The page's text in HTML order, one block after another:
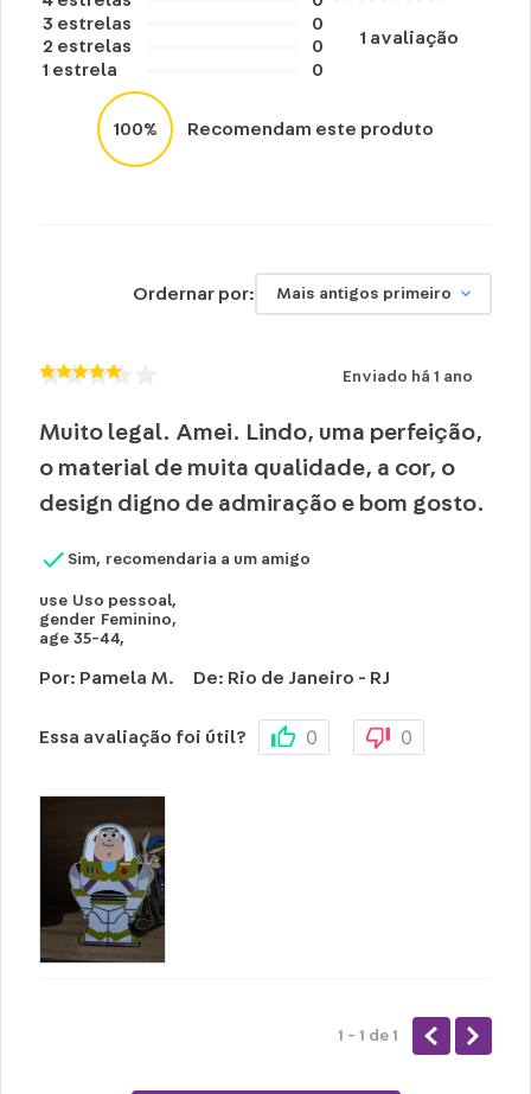
3 estrelas
2 estrelas
1 estrela
0
0
0
1 avaliação
100% Recomendam este produto
Ordernar por: Mais antigos primeiro
Enviado há 1 ano
Muito legal. Amei. Lindo, uma perfeição,
o material de muita qualidade, a cor, o
design digno de admiração e bom gosto.
Sim, recomendaria a um amigo
use Uso pessoal,
gender Feminino,
age 35-44,
Por: Pamela M. De: Rio de Janeiro - RJ
Essa avaliação foi útil? 0 0
1 - 1 de 1